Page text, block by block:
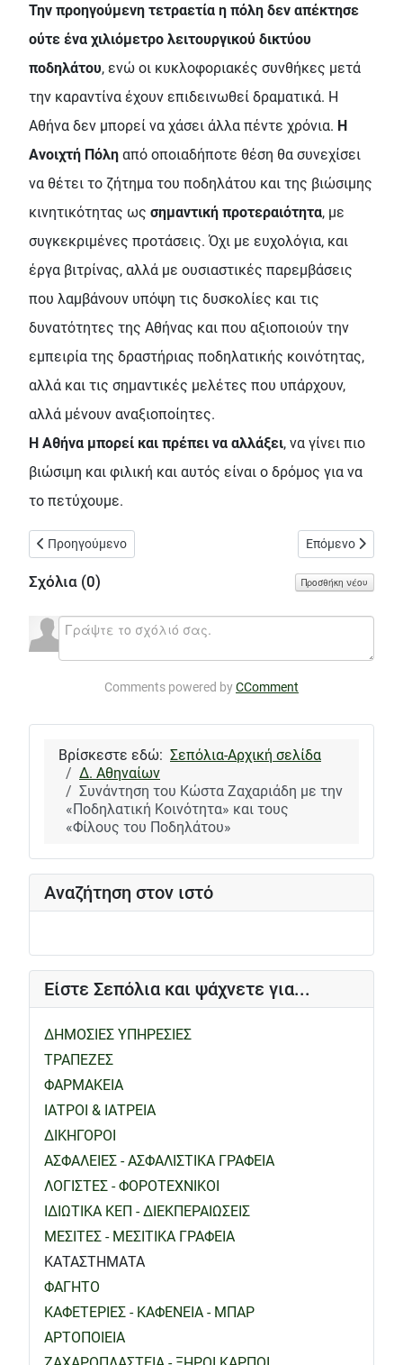
Αναζήτηση στον ιστό
Είστε Σεπόλια και ψάχνετε για...
ΔΗΜΟΣΙΕΣ ΥΠΗΡΕΣΙΕΣ
ΤΡΑΠΕΖΕΣ
ΦΑΡΜΑΚΕΙΑ
ΙΑΤΡΟΙ & ΙΑΤΡΕΙΑ
ΔΙΚΗΓΟΡΟΙ
ΑΣΦΑΛΕΙΕΣ - ΑΣΦΑΛΙΣΤΙΚΑ ΓΡΑΦΕΙΑ
ΛΟΓΙΣΤΕΣ - ΦΟΡΟΤΕΧΝΙΚΟΙ
ΙΔΙΩΤΙΚΑ ΚΕΠ - ΔΙΕΚΠΕΡΑΙΩΣΕΙΣ
ΜΕΣΙΤΕΣ - ΜΕΣΙΤΙΚΑ ΓΡΑΦΕΙΑ
ΚΑΤΑΣΤΗΜΑΤΑ
ΦΑΓΗΤΟ
ΚΑΦΕΤΕΡΙΕΣ - ΚΑΦΕΝΕΙΑ - ΜΠΑΡ
ΑΡΤΟΠΟΙΕΙΑ
Την προηγούμενη τετραετία η πόλη δεν απέκτησε
ούτε ένα χιλιόμετρο λειτουργικού δικτύου
ποδηλάτου, ενώ οι κυκλοφοριακές συνθήκες μετά
την καραντίνα έχουν επιδεινωθεί δραματικά. Η
Αθήνα δεν μπορεί να χάσει άλλα πέντε χρόνια. Η
Ανοιχτή Πόλη από οποιαδήποτε θέση θα συνεχίσει
να θέτει το ζήτημα του ποδηλάτου και της βιώσιμης
κινητικότητας ως σημαντική προτεραιότητα, με
συγκεκριμένες προτάσεις. Όχι με ευχολόγια, και
έργα βιτρίνας, αλλά με ουσιαστικές παρεμβάσεις
που λαμβάνουν υπόψη τις δυσκολίες και τις
δυνατότητες της Αθήνας και που αξιοποιούν την
εμπειρία της δραστήριας ποδηλατικής κοινότητας,
αλλά και τις σημαντικές μελέτες που υπάρχουν,
αλλά μένουν αναξιοποίητες.
Η Αθήνα μπορεί και πρέπει να αλλάξει, να γίνει πιο
βιώσιμη και φιλική και αυτός είναι ο δρόμος για να
το πετύχουμε.
Προηγούμενο άρθρο: O Μπακογιάννης αρνείται ότι
Προηγούμενο Επόμενο άρθρο:
Επόμενο
Σχόλια (0) Προσθήκη νέου
Comments powered byCComment
Βρίσκεστε εδώ: Σεπόλια-Αρχική σελίδα
Δ. Αθηναίων
Συνάντηση του Κώστα Ζαχαριάδη με την
«Ποδηλατική Κοινότητα» και τους
«Φίλους του Ποδηλάτου»